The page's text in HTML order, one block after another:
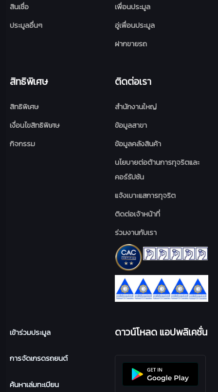
สินเชื่อ
ประมูลอื่นๆ
เพื่อนประมูล
อู่เพื่อนประมูล
ฝากขายรถ
สิทธิพิเศษ
สิทธิพิเศษ
เงื่อนไขสิทธิพิเศษ
กิจกรรม
ติดต่อเรา
สำนักงานใหญ่
ข้อมูลสาขา
ข้อมูลคลังสินค้า
นโยบายต่อต้านการทุจริตและ
คอร์รัปชัน
แจ้งเบาะแสการทุจริต
ติดต่อเจ้าหน้าที่
ร่วมงานกับเรา
เข้าร่วมประมูล
การจัดเกรดรถยนต์
ค้นหาเล่มทะเบียน
ดาวน์โหลด แอปพลิเคชั่น